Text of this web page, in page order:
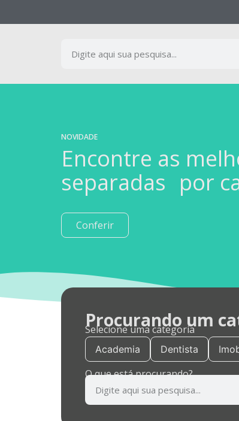
NOVIDADE
Encontre as
separadas por
Conferir
Procurando um
Selecione uma categoria
Academia Dentista
O que está procurando?